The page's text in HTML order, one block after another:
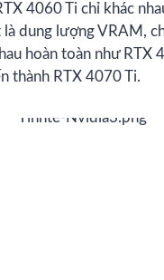
4060 Ti chỉ khác
dung lượng VRAM,
hoàn toàn như RTX
thành RTX 4070 Ti.